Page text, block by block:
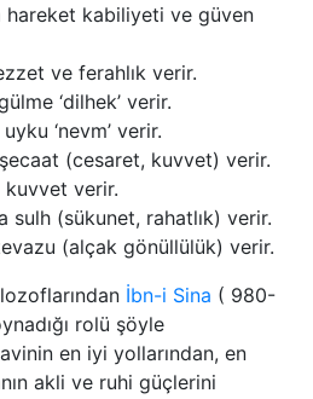
hareket kabiliyeti ve güven
ve ferahlık verir.
‘dilhek’ verir.
‘nevm’ verir.
(cesaret, kuvvet) verir.
kuvvet verir.
sulh (sükunet, rahatlık) verir.
(alçak gönüllülük) verir.
İbn-i Sina ( 980-
rolü şöyle
en iyi yollarından, en
akli ve ruhi güçlerini